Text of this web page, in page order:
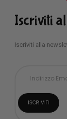
Iscriviti
Iscriviti alla